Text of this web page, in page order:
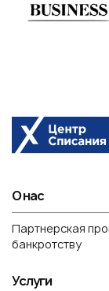
О нас
Партнерская
банкротству
Услуги